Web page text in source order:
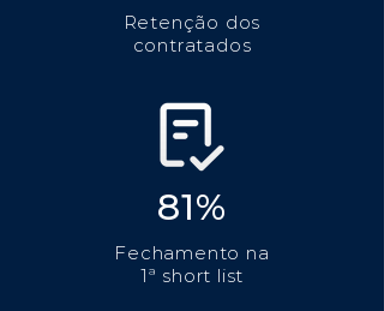
Retenção dos
contratados
81%
Fechamento na
1ª short list